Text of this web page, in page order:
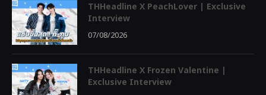
THHeadline X PeachLover | Exclusive
Interview
07/08/2026
THHeadline X Frozen Valentine |
Exclusive Interview